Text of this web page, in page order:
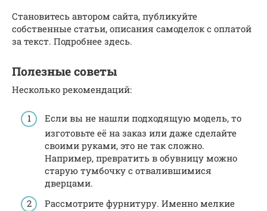
Становитесь автором сайта, публикуйте
собственные статьи, описания самоделок с оплатой
за текст. Подробнее здесь.
Полезные советы
Несколько рекомендаций:
Если вы не нашли подходящую модель, то
изготовьте её на заказ или даже сделайте
своими руками, это не так сложно.
Например, превратить в обувницу можно
старую тумбочку с отвалившимися
дверцами.
Рассмотрите фурнитуру. Именно мелкие